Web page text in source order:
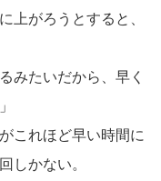
上がろうとすると、
みたいだから、早く
これほど早い時間に
しかない。